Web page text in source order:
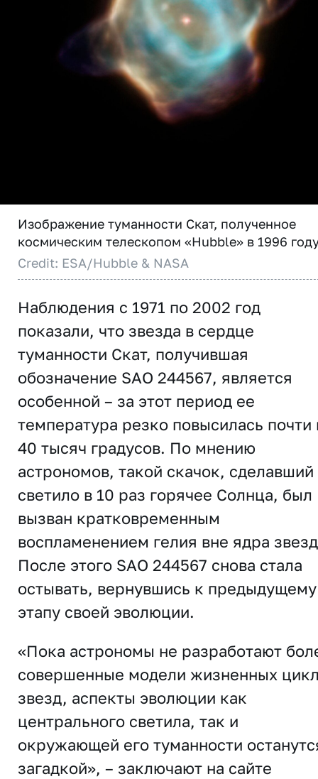
Изображение туманности Скат, полученное
космическим телескопом «Hubble» в 1996
Credit: ESA/Hubble & NASA
Наблюдения с 1971 по 2002 год
показали, что звезда в сердце
туманности Скат, получившая
обозначение SAO 244567, является
особенной – за этот период ее
температура резко повысилась почти
40 тысяч градусов. По мнению
астрономов, такой скачок, сделавший
светило в 10 раз горячее Солнца, был
вызван кратковременным
воспламенением гелия вне ядра
После этого SAO 244567 снова стала
остывать, вернувшись к предыдущему
этапу своей эволюции.
«Пока астрономы не разработают
совершенные модели жизненных
звезд, аспекты эволюции как
центрального светила, так и
окружающей его туманности
загадкой», – заключают на сайте